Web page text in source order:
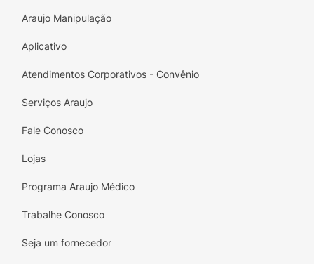
Araujo Manipulação
Aplicativo
Atendimentos Corporativos - Convênio
Serviços Araujo
Fale Conosco
Lojas
Programa Araujo Médico
Trabalhe Conosco
Seja um fornecedor